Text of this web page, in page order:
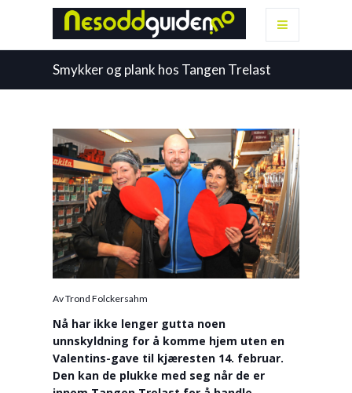
Smykker og plank hos Tangen Trelast
Av Trond Folckersahm
Nå har ikke lenger gutta noen
unnskyldning for å komme hjem uten en
Valentins-gave til kjæresten 14. februar.
Den kan de plukke med seg når de er